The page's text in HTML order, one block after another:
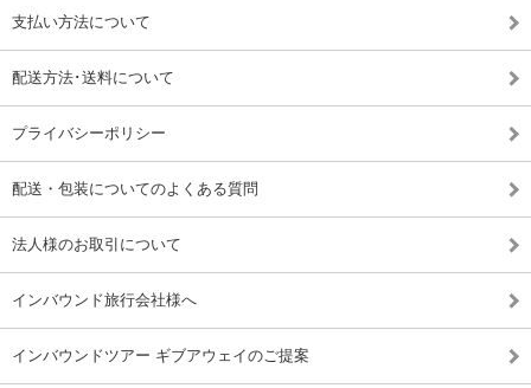
支払い方法について
配送方法･送料について
プライバシーポリシー
配送・包装についてのよくある質問
法人様のお取引について
インバウンド旅行会社様へ
インバウンドツアー ギブアウェイのご提案